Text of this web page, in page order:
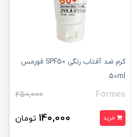
کرم ضد آفتاب رنگی SPF50 فورمس
50ml
Formes
250,000
خرید 140,000 تومان